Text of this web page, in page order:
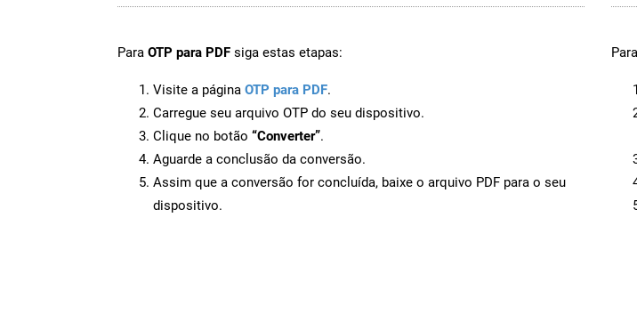
Para OTP para PDF siga estas etapas:
Visite a página OTP para PDF.
Carregue seu arquivo OTP do seu dispositivo.
Clique no botão “Converter”.
Aguarde a conclusão da conversão.
Assim que a conversão for concluída, baixe o arquivo PDF para o seu
dispositivo.